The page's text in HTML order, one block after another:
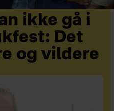
ikke gå i
Det
og vildere